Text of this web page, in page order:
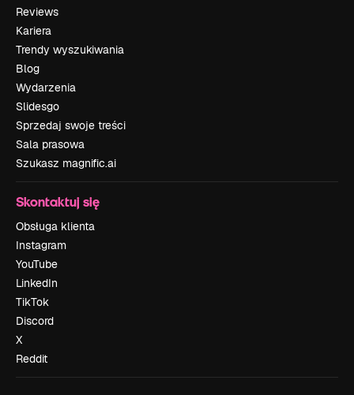
Reviews
Kariera
Trendy wyszukiwania
Blog
Wydarzenia
Slidesgo
Sprzedaj swoje treści
Sala prasowa
Szukasz magnific.ai
Skontaktuj się
Obsługa klienta
Instagram
YouTube
LinkedIn
TikTok
Discord
X
Reddit